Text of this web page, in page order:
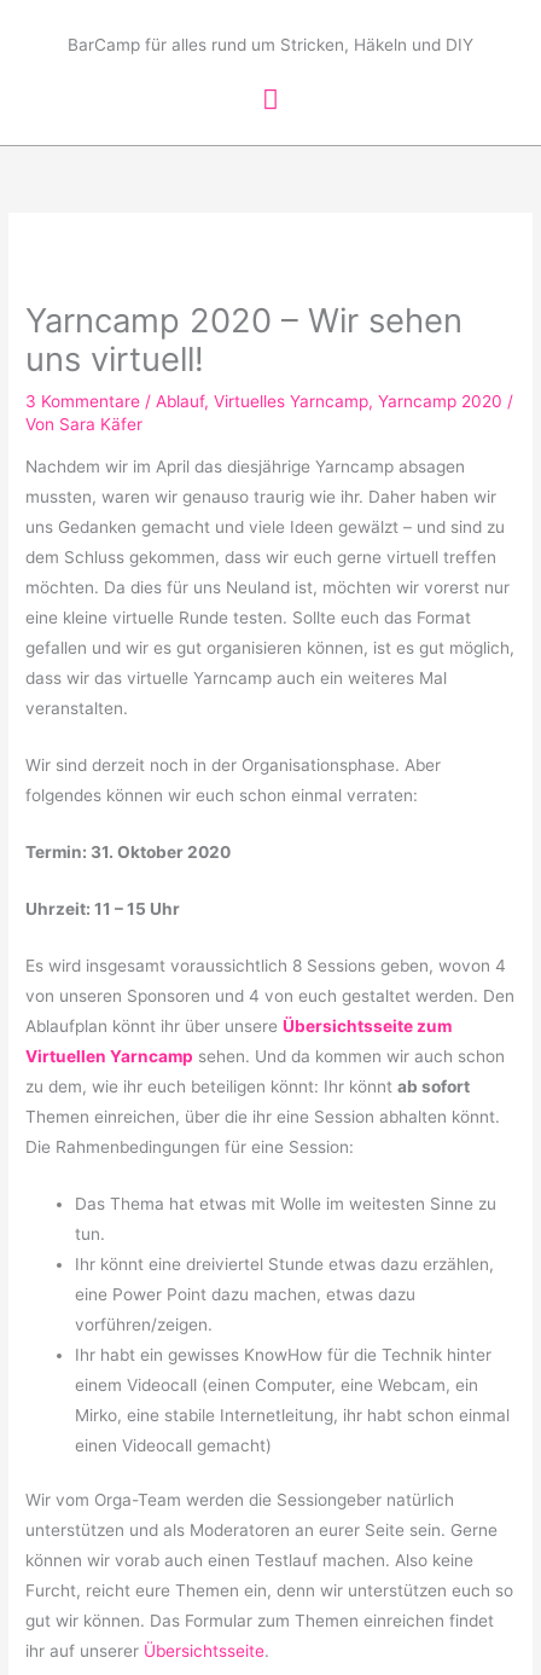
BarCamp für alles rund um Stricken, Häkeln und DIY
Hauptmenü
Yarncamp 2020 – Wir sehen
uns virtuell!
3 Kommentare /Ablauf,Virtuelles Yarncamp,Yarncamp 2020 /
Von Sara Käfer
Nachdem wir im April das diesjährige Yarncamp absagen
mussten, waren wir genauso traurig wie ihr. Daher haben wir
uns Gedanken gemacht und viele Ideen gewälzt – und sind zu
dem Schluss gekommen, dass wir euch gerne virtuell treffen
möchten. Da dies für uns Neuland ist, möchten wir vorerst nur
eine kleine virtuelle Runde testen. Sollte euch das Format
gefallen und wir es gut organisieren können, ist es gut möglich,
dass wir das virtuelle Yarncamp auch ein weiteres Mal
veranstalten.
Wir sind derzeit noch in der Organisationsphase. Aber
folgendes können wir euch schon einmal verraten:
Termin: 31. Oktober 2020
Uhrzeit: 11 – 15 Uhr
Es wird insgesamt voraussichtlich 8 Sessions geben, wovon 4
von unseren Sponsoren und 4 von euch gestaltet werden. Den
Ablaufplan könnt ihr über unsereÜbersichtsseite zum
Virtuellen Yarncamp sehen. Und da kommen wir auch schon
zu dem, wie ihr euch beteiligen könnt: Ihr könntab sofort
Themen einreichen, über die ihr eine Session abhalten könnt.
Die Rahmenbedingungen für eine Session:
Das Thema hat etwas mit Wolle im weitesten Sinne zu
tun.
Ihr könnt eine dreiviertel Stunde etwas dazu erzählen,
eine Power Point dazu machen, etwas dazu
vorführen/zeigen.
Ihr habt ein gewisses KnowHow für die Technik hinter
einem Videocall (einen Computer, eine Webcam, ein
Mirko, eine stabile Internetleitung, ihr habt schon einmal
einen Videocall gemacht)
Wir vom Orga-Team werden die Sessiongeber natürlich
unterstützen und als Moderatoren an eurer Seite sein. Gerne
können wir vorab auch einen Testlauf machen. Also keine
Furcht, reicht eure Themen ein, denn wir unterstützen euch so
gut wir können. Das Formular zum Themen einreichen findet
ihr auf unserer Übersichtsseite.